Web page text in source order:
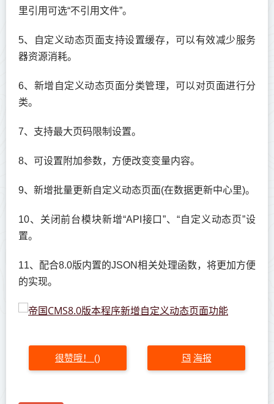
里引用可选“不引用文件”。
5、自定义动态页面支持设置缓存，可以有效减少服务
器资源消耗。
6、新增自定义动态页面分类管理，可以对页面进行分
类。
7、支持最大页码限制设置。
8、可设置附加参数，方便改变变量内容。
9、新增批量更新自定义动态页面(在数据更新中心里)。
10、关闭前台模块新增“API接口”、“自定义动态页”设
置。
11、配合8.0版内置的JSON相关处理函数，将更加方便
的实现。
很赞哦！ () 海报